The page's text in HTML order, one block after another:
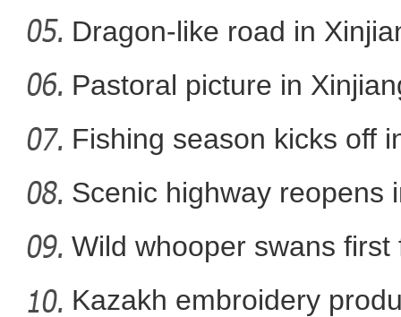
沙雅县全面推广电子劳
Dragon-like road in
Pastoral picture in
Fishing season kicks off
Scenic highway reopens
Wild whooper swans
X
Kazakh embroidery